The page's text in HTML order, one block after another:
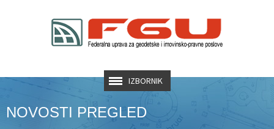
IZBORNIK
NOVOSTI PREGLED